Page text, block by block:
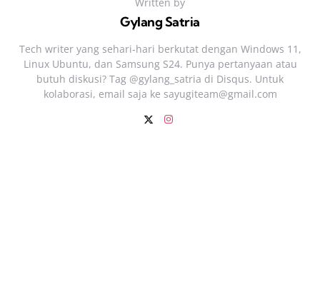
Written by
Gylang Satria
Tech writer yang sehari‑hari berkutat dengan Windows 11,
Linux Ubuntu, dan Samsung S24. Punya pertanyaan atau
butuh diskusi? Tag @gylang_satria di Disqus. Untuk
kolaborasi, email saja ke sayugiteam@gmail.com